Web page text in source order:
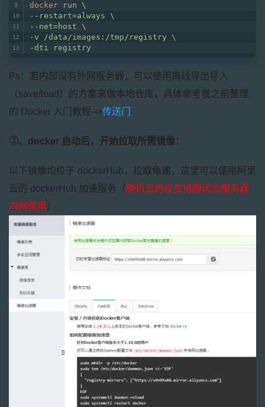
docker
run \
--restart=always \
--net=host \
-v /data/images:/tmp/registry \
-dti registry
Ps：若内部没有外网服务器，可以使用离线导出导入
（save/load）的方案来做本地仓库，具体参考我之前整理
的 Docker 入门教程-->传送门
②、docker 启动后，开始拉取所需镜像：
以下镜像均位于 dockerHub，拉取龟速，这里可以使用阿里
云的 dockerHub 加速服务（腾讯云的仅支持腾讯云服务器
内网使用 ）